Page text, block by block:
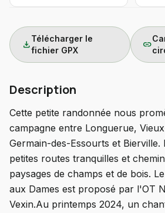
download
Télécharger le
fichier GPX
link
Description
Cette petite randonnée nous
campagne entre Longuerue,
Germain-des-Essourts et Bierville.
petites routes tranquilles et
paysages de champs et de bois.
aux Dames est proposé par l'OT
Vexin.Au printemps 2024, un